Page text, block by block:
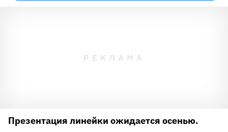
Презентация линейки ожидается осенью.